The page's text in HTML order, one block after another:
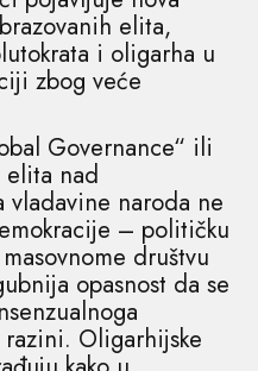
elita,
i oligarha u
zbog veće
Governance“ ili
elita nad
naroda ne
– političku
društvu
opasnost da se
Oligarhijske